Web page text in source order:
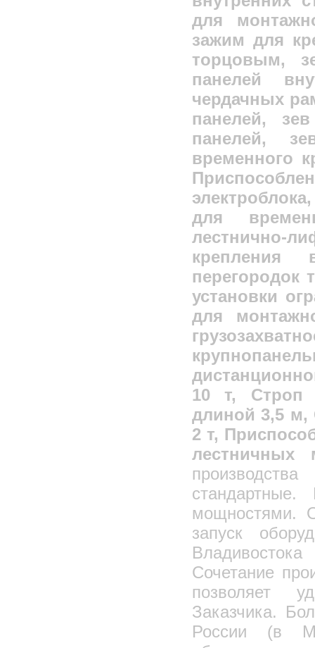
для
зажим для
торцовым,
панелей
чердачных
панелей,
панелей,
временного
для
лестнично-
крепления
установки
для
10 т, Строп
длиной 3,5 м,
2 т,
лестничных
стандартные.
мощностями.
запуск
Сочетание
позволяет
Заказчика.
России (в